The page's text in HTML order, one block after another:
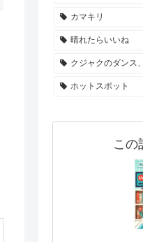
カマキリ
晴れたらいいね
クジャクのダンス
ホットスポット
この